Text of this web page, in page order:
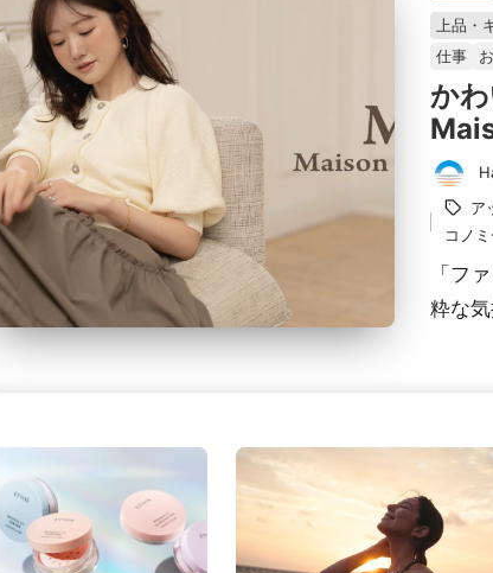
掲
載
済
み
上品・
仕事
か
投
稿
タ
グ： ア
コノ
「フ
粋な